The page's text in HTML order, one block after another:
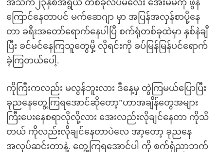
အသက်၂၃နှစ်အရွယ် တစ်ခုလပ်မလေး အေးမမကို ဖွန်
ကြောင်နေတာပင် မက်ဆေဂျာ မှာ အပြန်အလှန်စာပို့နေ
တာ ခရီးအတော်ရောက်နေပါပြီ စက်ရုံတစ်ခုထဲမှာ နှစ်နဲချီ
ပြီး ခင်မင်နေကြသူတွေမှိ့ လိုရင်းကို ခပ်မြန်မြန်ပင်ရောက်
ခဲ့ကြတယ်ပေါ့.
ကိုကြီးကလည်း မလွန်ဘူးလား ဒီနေ့မှ တွဲကြမယ်ပြောပြီး
ခုညနေတွေ့ကြရအောင်ဆိုတော့”ဟာအချိန်တွေအများ
ကြီးပေးနေစရာလိုလို့လား အေးလည်းလိုချင်နေတာ ကိုသိ
တယ် ကိုလည်းလိုချင်နေတာပဲလေ အာ့တော့ ခုညနေ
အလုပ်ဆင်းတာနဲ့. တွေ့ကြရအောင်ပါ ကို စက်ရုံညာဘက်